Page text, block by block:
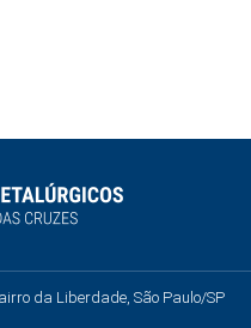
da Liberdade, São Paulo/SP